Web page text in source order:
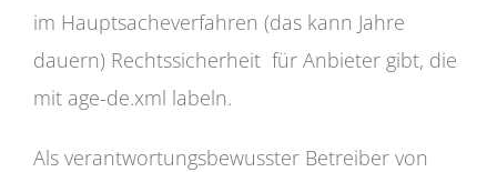
im Hauptsacheverfahren (das kann Jahre
dauern) Rechtssicherheit für Anbieter gibt, die
mit age-de.xml labeln.
Als verantwortungsbewusster Betreiber von